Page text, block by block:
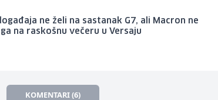
ne želi na sastanak G7, ali Macron ne
na raskošnu večeru u Versaju
KOMENTARI (6)